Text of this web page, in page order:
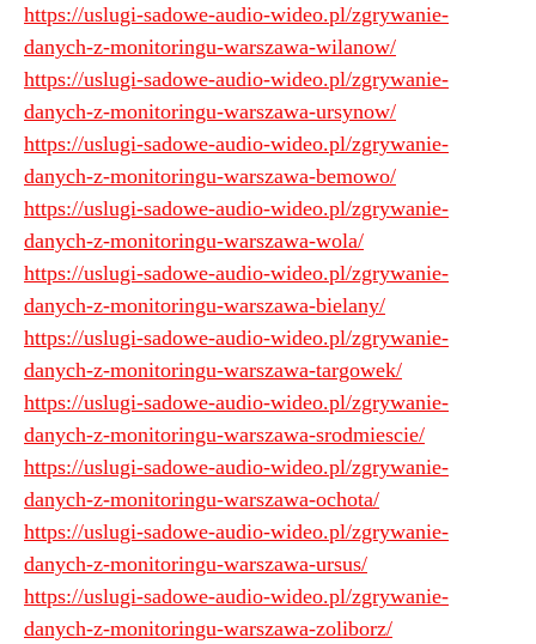
https://uslugi-sadowe-audio-wideo.pl/zgrywanie-
danych-z-monitoringu-warszawa-wilanow/
https://uslugi-sadowe-audio-wideo.pl/zgrywanie-
danych-z-monitoringu-warszawa-ursynow/
https://uslugi-sadowe-audio-wideo.pl/zgrywanie-
danych-z-monitoringu-warszawa-bemowo/
https://uslugi-sadowe-audio-wideo.pl/zgrywanie-
danych-z-monitoringu-warszawa-wola/
https://uslugi-sadowe-audio-wideo.pl/zgrywanie-
danych-z-monitoringu-warszawa-bielany/
https://uslugi-sadowe-audio-wideo.pl/zgrywanie-
danych-z-monitoringu-warszawa-targowek/
https://uslugi-sadowe-audio-wideo.pl/zgrywanie-
danych-z-monitoringu-warszawa-srodmiescie/
https://uslugi-sadowe-audio-wideo.pl/zgrywanie-
danych-z-monitoringu-warszawa-ochota/
https://uslugi-sadowe-audio-wideo.pl/zgrywanie-
danych-z-monitoringu-warszawa-ursus/
https://uslugi-sadowe-audio-wideo.pl/zgrywanie-
danych-z-monitoringu-warszawa-zoliborz/